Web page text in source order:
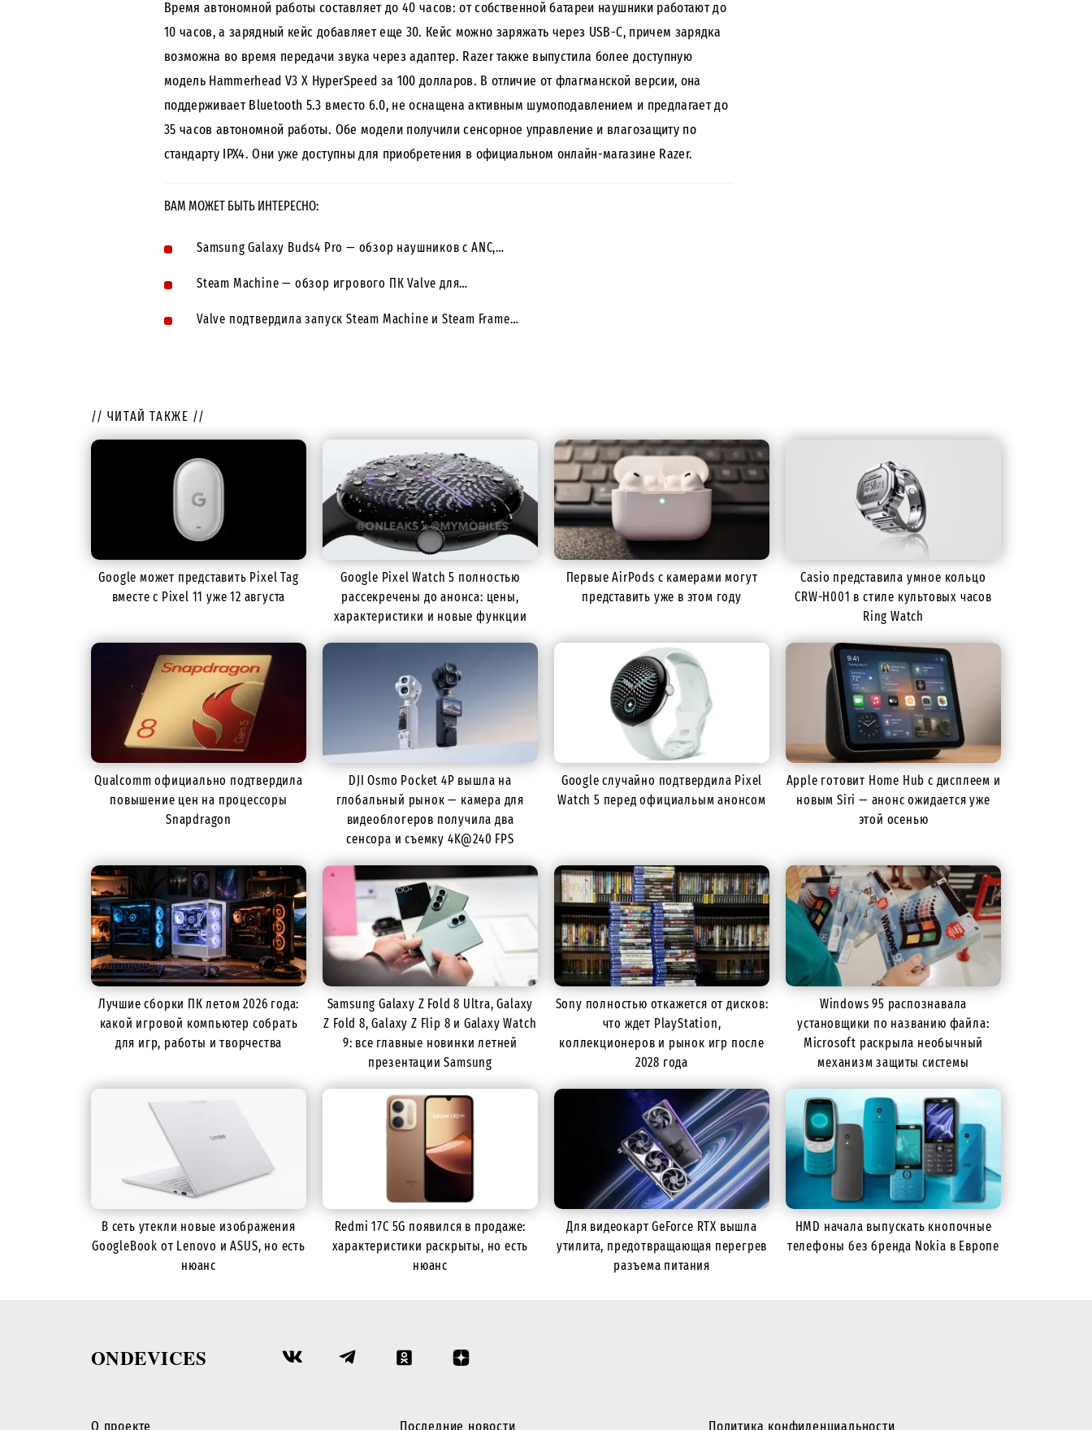
Время автономной работы составляет до 40 часов: от собственной батареи наушники работают до
10 часов, а зарядный кейс добавляет еще 30. Кейс можно заряжать через USB-C, причем зарядка
возможна во время передачи звука через адаптер. Razer также выпустила более доступную
модель Hammerhead V3 X HyperSpeed за 100 долларов. В отличие от флагманской версии, она
поддерживает Bluetooth 5.3 вместо 6.0, не оснащена активным шумоподавлением и предлагает до
35 часов автономной работы. Обе модели получили сенсорное управление и влагозащиту по
стандарту IPX4. Они уже доступны для приобретения в официальном онлайн-магазине Razer.
ВАМ МОЖЕТ БЫТЬ ИНТЕРЕСНО:
Samsung Galaxy Buds4 Pro — обзор наушников с ANC,…
Steam Machine — обзор игрового ПК Valve для…
Valve подтвердила запуск Steam Machine и Steam Frame…
// ЧИТАЙ ТАКЖЕ //
Google может представить Pixel Tag
вместе с Pixel 11 уже 12 августа
Google Pixel Watch 5 полностью
рассекречены до анонса: цены,
характеристики и новые функции
Первые AirPods с камерами могут
представить уже в этом году
Casio представила умное кольцо
CRW-H001 в стиле культовых часов
Ring Watch
Qualcomm официально подтвердила
повышение цен на процессоры
Snapdragon
DJI Osmo Pocket 4P вышла на
глобальный рынок — камера для
видеоблогеров получила два
сенсора и съемку 4K@240 FPS
Google случайно подтвердила Pixel
Watch 5 перед официальым анонсом
Apple готовит Home Hub с дисплеем и
новым Siri — анонс ожидается уже
этой осенью
Лучшие сборки ПК летом 2026 года:
какой игровой компьютер собрать
для игр, работы и творчества
Samsung Galaxy Z Fold 8 Ultra, Galaxy
Z Fold 8, Galaxy Z Flip 8 и Galaxy Watch
9: все главные новинки летней
презентации Samsung
Sony полностью откажется от дисков:
что ждет PlayStation,
коллекционеров и рынок игр после
2028 года
Windows 95 распознавала
установщики по названию файла:
Microsoft раскрыла необычный
механизм защиты системы
В сеть утекли новые изображения
GoogleBook от Lenovo и ASUS, но есть
нюанс
Redmi 17C 5G появился в продаже:
характеристики раскрыты, но есть
нюанс
Для видеокарт GeForce RTX вышла
утилита, предотвращающая перегрев
разъема питания
HMD начала выпускать кнопочные
телефоны без бренда Nokia в Европе
ONDEVICES
О проекте Последние новости Политика конфиденциальности